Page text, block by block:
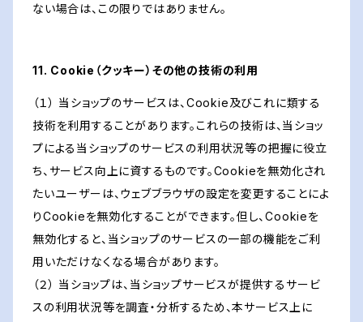
ない場合は、この限りではありません。
11. Cookie（クッキー）その他の技術の利用
（１） 当ショップのサービスは、Cookie及びこれに類する
技術を利用することがあります。これらの技術は、当ショッ
プによる当ショップのサービスの利用状況等の把握に役立
ち、サービス向上に資するものです。Cookieを無効化され
たいユーザーは、ウェブブラウザの設定を変更することによ
りCookieを無効化することができます。但し、Cookieを
無効化すると、当ショップのサービスの一部の機能をご利
用いただけなくなる場合があります。
（２） 当ショップは、当ショップサービスが提供するサービ
スの利用状況等を調査・分析するため、本サービス上に